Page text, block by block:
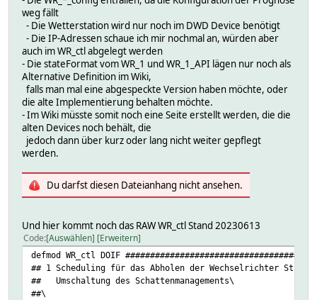
weg fällt
- Die Wetterstation wird nur noch im DWD Device benötigt
- Die IP-Adressen schaue ich mir nochmal an, würden aber
auch im WR_ctl abgelegt werden
- Die stateFormat vom WR_1 und WR_1_API lägen nur noch als
Alternative Definition im Wiki,
falls man mal eine abgespeckte Version haben möchte, oder
die alte Implementierung behalten möchte.
- Im Wiki müsste somit noch eine Seite erstellt werden, die die
alten Devices noch behält, die
jedoch dann über kurz oder lang nicht weiter gepflegt
werden.
Du darfst diesen Dateianhang nicht ansehen.
Und hier kommt noch das RAW WR_ctl Stand 20230613
Code Auswählen Erweitern
defmod WR_ctl DOIF
## 1 Scheduling für das Abholen der Wechselrichter
## Umschaltung des Schattenmanagements\
##\